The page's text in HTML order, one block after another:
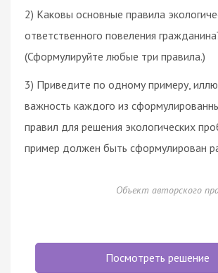
2) Каковы основные правила
ответственного повеления
(Сформулируйте любые три правила.)
3) Приведите по одному примеру,
важность каждого из
правил для решения экологических
пример должен быть сформулирован
Объект авторского
Посмотреть решение